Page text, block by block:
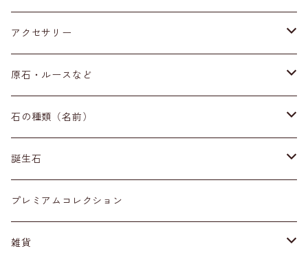
アクセサリー
ブレスレット
イヤリング・ピアス
ネックレス・ペンダントトップ
リング
材質
原石・ルースなど
原石
丸玉
標本
磨き石
石の種類（名前）
ア行
アイオライト
アクアマリン
カ行
カーネリアン
サ行
誕生石
１月
２月
プレミアムコレクション
雑貨